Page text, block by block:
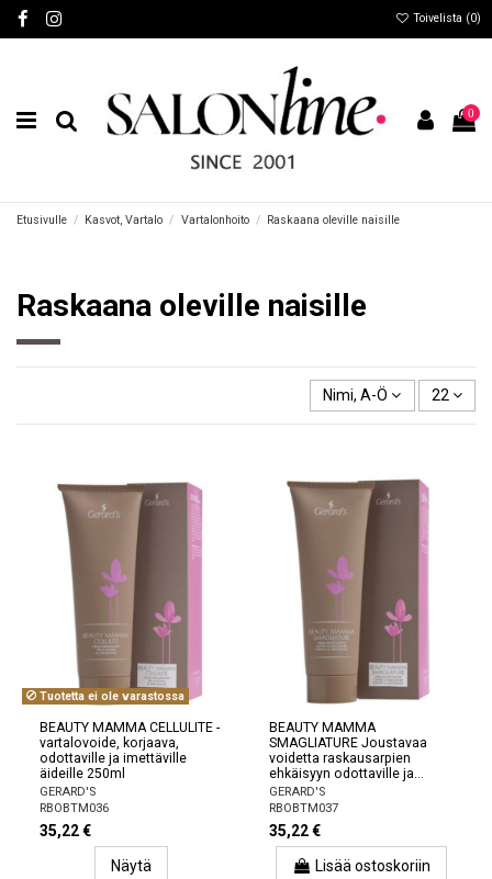
Toivelista (0)
0
Etusivulle Kasvot, Vartalo Vartalonhoito Raskaana oleville naisille
Raskaana oleville naisille
Nimi, A-Ö 22
Tuotetta ei ole varastossa
BEAUTY MAMMA CELLULITE -
vartalovoide, korjaava,
odottaville ja imettäville
äideille 250ml
GERARD'S
RBOBTM036
35,22 €
Näytä
BEAUTY MAMMA
SMAGLIATURE Joustavaa
voidetta raskausarpien
ehkäisyyn odottaville ja...
GERARD'S
RBOBTM037
35,22 €
Lisää ostoskoriin